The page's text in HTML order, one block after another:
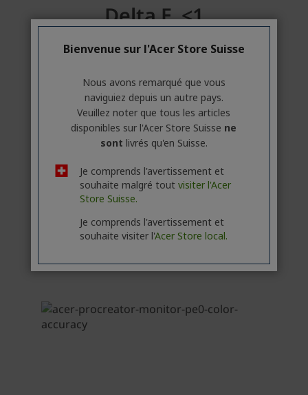
Bienvenue sur l'Acer Store Suisse
Nous avons remarqué que vous
naviguiez depuis un autre pays.
Veuillez noter que tous les articles
disponibles sur l'Acer Store Suisse ne
sont livrés qu'en Suisse.
Je comprends l'avertissement et
souhaite malgré tout visiter l'Acer
Store Suisse.
Je comprends l'avertissement et
souhaite visiter l'Acer Store local.